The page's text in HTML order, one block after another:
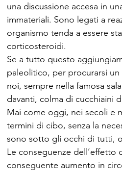
una discussione accesa in
immateriali. Sono legati a
organismo tenda a essere
corticosteroidi.
Se a tutto questo
paleolitico, per procurarsi
noi, sempre nella famosa
davanti, colma di cucchiaini
Mai come oggi, nei secoli e
termini di cibo, senza la
sono sotto gli occhi di tutti,
Le conseguenze dell’effetto
conseguente aumento in